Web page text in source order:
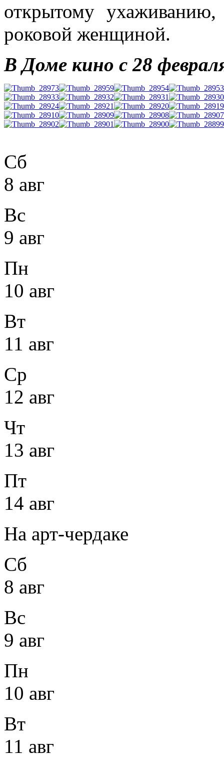
открытому
роковой женщиной.
В Доме кино с 28
Сб
8 авг
Вс
9 авг
Пн
10 авг
Вт
11 авг
Ср
12 авг
Чт
13 авг
Пт
14 авг
На арт-чердаке
Сб
8 авг
Вс
9 авг
Пн
10 авг
Вт
11 авг